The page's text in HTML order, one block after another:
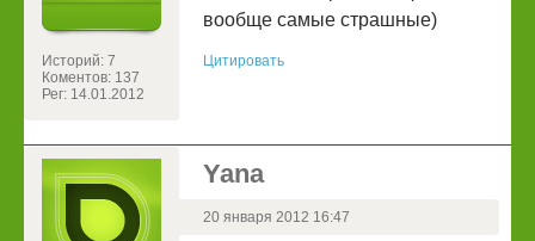
Историй: 7
Коментов: 137
Рег: 14.01.2012
вообще самые страшные)
Цитировать
Yana
20 января 2012 16:47